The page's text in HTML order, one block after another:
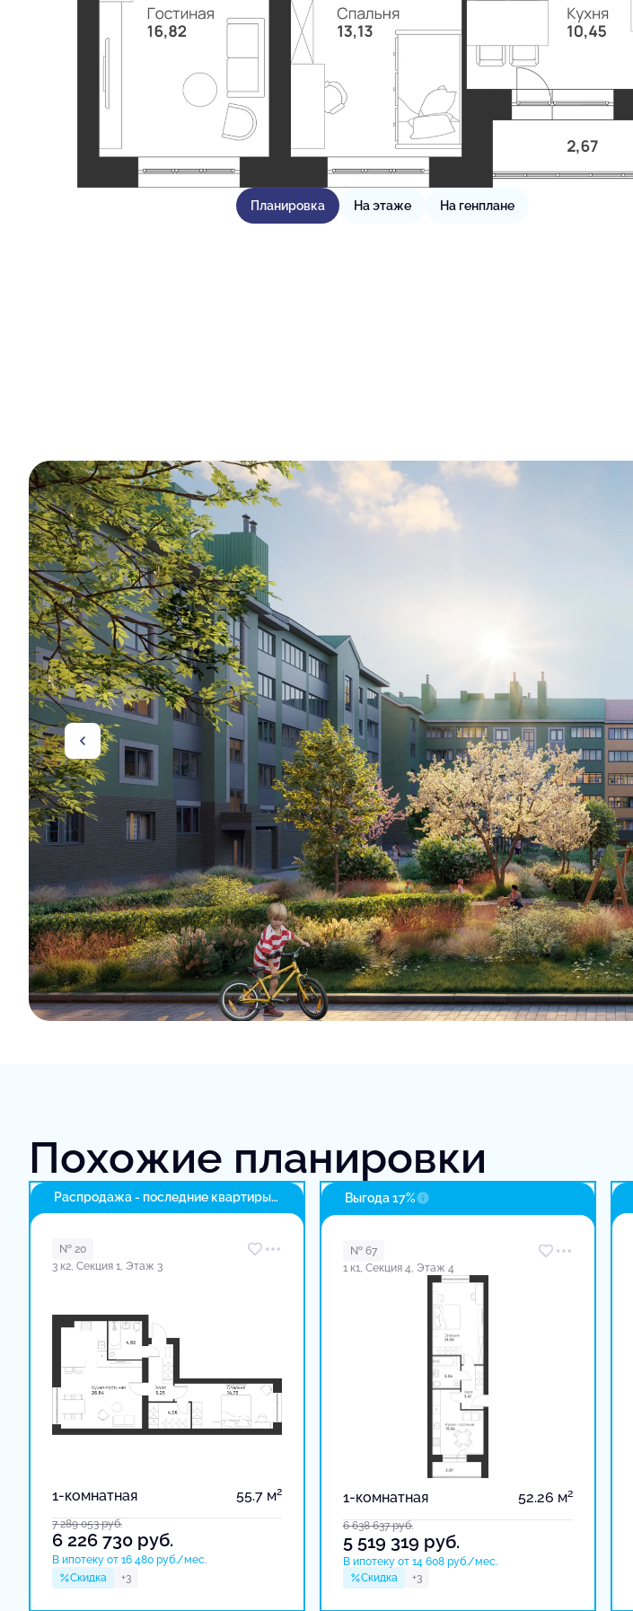
Планировка На этаже На генплане
Похожие планировки
Распродажа - последние квартиры
№ 20
3 к2, Секция 1, Этаж 3
1-комнатная 55.7 м2
7 289 053руб.
6 226 730 руб.
В ипотеку от 16 480 руб./мес.
Скидка
+3
Выгода 17%
№ 67
1 к1, Секция 4, Этаж 4
1-комнатная 52.26 м2
6 638 637руб.
5 519 319 руб.
В ипотеку от 14 608 руб./мес.
Скидка
+3